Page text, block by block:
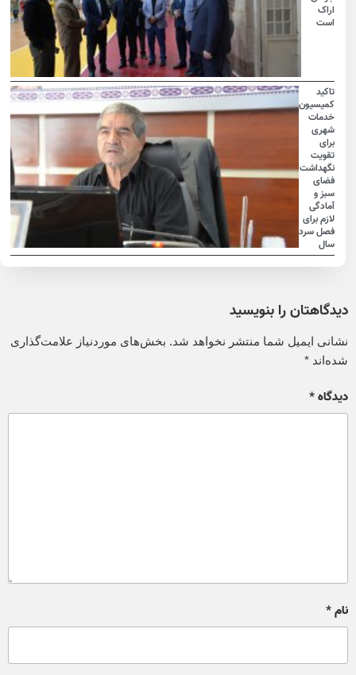
اراک
است
تاکید
کمیسیون
خدمات
شهری
برای
تقویت
نگهداشت
فضای
سبز و
آمادگی
لازم برای
فصل سرد
سال
دیدگاهتان را بنویسید
نشانی ایمیل شما منتشر نخواهد شد. بخش‌های موردنیاز علامت‌گذاری
شده‌اند*
دیدگاه*
نام*